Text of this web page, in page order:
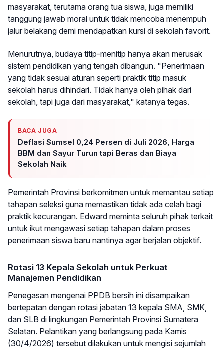
masyarakat, terutama orang tua siswa, juga memiliki
tanggung jawab moral untuk tidak mencoba menempuh
jalur belakang demi mendapatkan kursi di sekolah favorit.
Menurutnya, budaya titip-menitip hanya akan merusak
sistem pendidikan yang tengah dibangun. "Penerimaan
yang tidak sesuai aturan seperti praktik titip masuk
sekolah harus dihindari. Tidak hanya oleh pihak dari
sekolah, tapi juga dari masyarakat," katanya tegas.
BACA JUGA
Deflasi Sumsel 0,24 Persen di Juli 2026, Harga
BBM dan Sayur Turun tapi Beras dan Biaya
Sekolah Naik
Pemerintah Provinsi berkomitmen untuk memantau setiap
tahapan seleksi guna memastikan tidak ada celah bagi
praktik kecurangan. Edward meminta seluruh pihak terkait
untuk ikut mengawasi setiap tahapan dalam proses
penerimaan siswa baru nantinya agar berjalan objektif.
Rotasi 13 Kepala Sekolah untuk Perkuat
Manajemen Pendidikan
Penegasan mengenai PPDB bersih ini disampaikan
bertepatan dengan rotasi jabatan 13 kepala SMA, SMK,
dan SLB di lingkungan Pemerintah Provinsi Sumatera
Selatan. Pelantikan yang berlangsung pada Kamis
(30/4/2026) tersebut dilakukan untuk mengisi sejumlah